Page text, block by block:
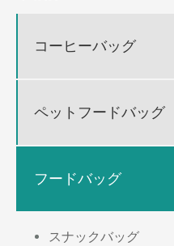
コーヒーバッグ
ペットフードバッグ
フードバッグ
スナックバッグ